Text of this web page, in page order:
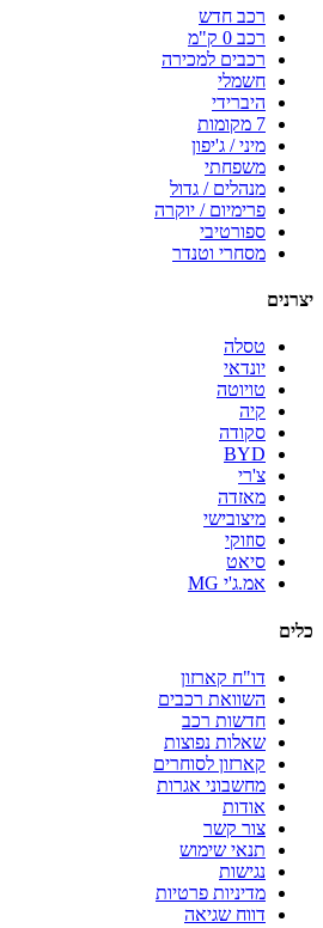
רכב חדש
רכב 0 ק"מ
רכבים למכירה
חשמלי
היברידי
7 מקומות
מיני / ג'יפון
משפחתי
מנהלים / גדול
פרימיום / יוקרה
ספורטיבי
מסחרי וטנדר
יצרנים
טסלה
יונדאי
טויוטה
קיה
סקודה
BYD
צ'רי
מאזדה
מיצובישי
סוזוקי
סיאט
אמ.ג'י MG
כלים
דו"ח קארזון
השוואת רכבים
חדשות רכב
שאלות נפוצות
קארזון לסוחרים
מחשבוני אגרות
אודות
צור קשר
תנאי שימוש
נגישות
מדיניות פרטיות
דווח שגיאה